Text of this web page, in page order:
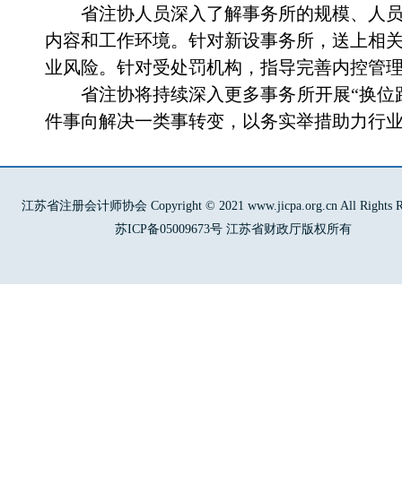
省注协人员深入了解事务所的规模、人
内容和工作环境。针对新设事务所，送上相
业风险。针对受处罚机构，指导完善内控管
省注协将持续深入更多事务所开展“换位
件事向解决一类事转变，以务实举措助力行
江苏省注册会计师协会 Copyright © 2021 www.jicpa.org.cn All Rights
苏ICP备05009673号 江苏省财政厅版权所有